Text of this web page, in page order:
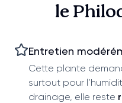
le
Entretien
Cette plante
surtout pour
drainage, elle reste